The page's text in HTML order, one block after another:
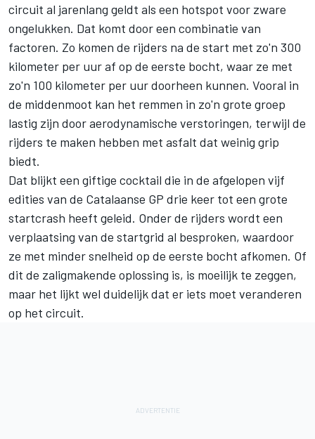
circuit al jarenlang geldt als een hotspot voor zware
ongelukken. Dat komt door een combinatie van
factoren. Zo komen de rijders na de start met zo'n 300
kilometer per uur af op de eerste bocht, waar ze met
zo'n 100 kilometer per uur doorheen kunnen. Vooral in
de middenmoot kan het remmen in zo'n grote groep
lastig zijn door aerodynamische verstoringen, terwijl de
rijders te maken hebben met asfalt dat weinig grip
biedt.
Dat blijkt een giftige cocktail die in de afgelopen vijf
edities van de Catalaanse GP drie keer tot een grote
startcrash heeft geleid. Onder de rijders wordt een
verplaatsing van de startgrid al besproken, waardoor
ze met minder snelheid op de eerste bocht afkomen. Of
dit de zaligmakende oplossing is, is moeilijk te zeggen,
maar het lijkt wel duidelijk dat er iets moet veranderen
op het circuit.